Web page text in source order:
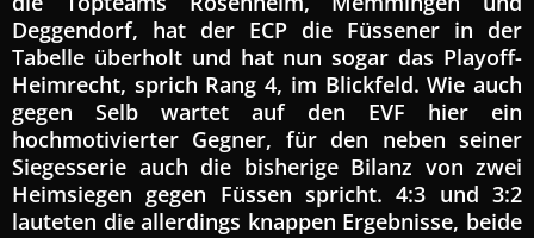
Deggendorf, hat der ECP die Füssener in der
Tabelle überholt und hat nun sogar das Playoff-
Heimrecht, sprich Rang 4, im Blickfeld. Wie auch
gegen Selb wartet auf den EVF hier ein
hochmotivierter Gegner, für den neben seiner
Siegesserie auch die bisherige Bilanz von zwei
Heimsiegen gegen Füssen spricht. 4:3 und 3:2
lauteten die allerdings knappen Ergebnisse, beide